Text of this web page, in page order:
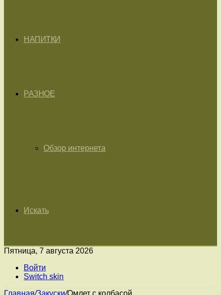
НАПИТКИ
РАЗНОЕ
Обзор интернета
Искать
Пятница, 7 августа 2026
Войти
Switch skin
Главная/Закуски/Омлет с колбасой